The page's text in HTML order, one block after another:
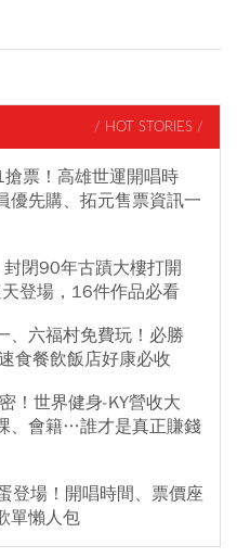
/ HOT STORIES /
票！高雄世運開唱時
優先購、拓元售票資訊一
閉90年古蹟大樓打開
登場，16件作品必看
、六福村免費玩！必勝
食餐飲飯店好康必收
！世界健身-KY營收大
、會籍…誰才是真正賺錢
登場！開唱時間、票價座
單懶人包